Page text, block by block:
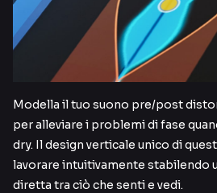
Modella il tuo suono pre/post
per alleviare i problemi di fase
dry. Il design verticale unico di
lavorare intuitivamente stabilendo
diretta tra ciò che senti e vedi.